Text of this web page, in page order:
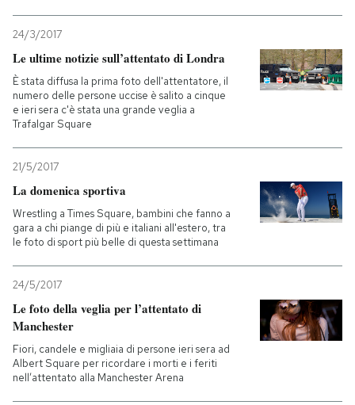
24/3/2017
Le ultime notizie sull’attentato di Londra
È stata diffusa la prima foto dell'attentatore, il
numero delle persone uccise è salito a cinque
e ieri sera c'è stata una grande veglia a
Trafalgar Square
21/5/2017
La domenica sportiva
Wrestling a Times Square, bambini che fanno a
gara a chi piange di più e italiani all'estero, tra
le foto di sport più belle di questa settimana
24/5/2017
Le foto della veglia per l’attentato di
Manchester
Fiori, candele e migliaia di persone ieri sera ad
Albert Square per ricordare i morti e i feriti
nell’attentato alla Manchester Arena